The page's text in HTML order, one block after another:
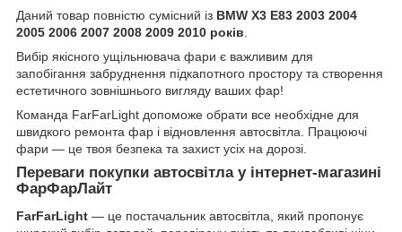
Даний товар повністю сумісний із BMW X3 E83 2003 2004
2005 2006 2007 2008 2009 2010 років.
Вибір якісного ущільнювача фари є важливим для
запобігання забруднення підкапотного простору та створення
естетичного зовнішнього вигляду ваших фар!
Команда FarFarLight допоможе обрати все необхідне для
швидкого ремонта фар і відновлення автосвітла. Працюючі
фари — це твоя безпека та захист усіх на дорозі.
Переваги покупки автосвітла у інтернет-магазині
ФарФарЛайт
FarFarLight — це постачальник автосвітла, який пропонує